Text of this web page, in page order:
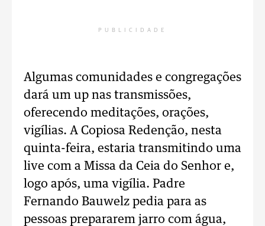
PUBLICIDADE
Algumas comunidades e congregações
dará um up nas transmissões,
oferecendo meditações, orações,
vigílias. A Copiosa Redenção, nesta
quinta-feira, estaria transmitindo uma
live com a Missa da Ceia do Senhor e,
logo após, uma vigília. Padre
Fernando Bauwelz pedia para as
pessoas prepararem jarro com água,